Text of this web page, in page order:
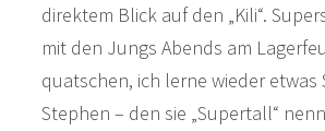
direktem Blick auf den „Kili“.
mit den Jungs Abends am
quatschen, ich lerne wieder etwas
Stephen – den sie „Supertall“